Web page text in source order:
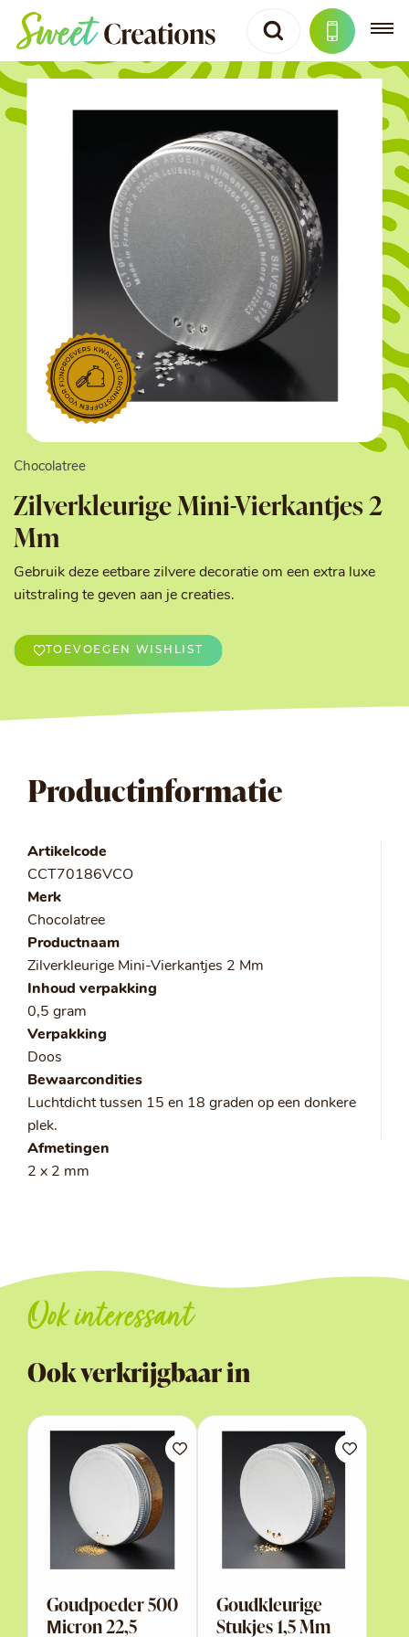
Chocolatree
Zilverkleurige Mini-Vierkantjes 2
Mm
Gebruik deze eetbare zilvere decoratie om een extra luxe
uitstraling te geven aan je creaties.
TOEVOEGEN WISHLIST
Productinformatie
Artikelcode
CCT70186VCO
Merk
Chocolatree
Productnaam
Zilverkleurige Mini-Vierkantjes 2 Mm
Inhoud verpakking
0,5 gram
Verpakking
Doos
Bewaarcondities
Luchtdicht tussen 15 en 18 graden op een donkere
plek.
Afmetingen
2 x 2 mm
Ook interessant
Ook verkrijgbaar in
Goudpoeder 500
Μicron 22,5
Goudkleurige
Stukjes 1,5 Mm